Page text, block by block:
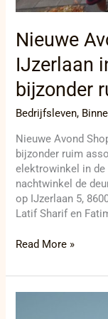
Nieuwe
IJzerlaan
bijzonder
Bedrijfsleven,
Nieuwe Avond
bijzonder ruim
elektrowinkel in de
nachtwinkel de
op IJzerlaan 5,
Latif Sharif en
Read More »